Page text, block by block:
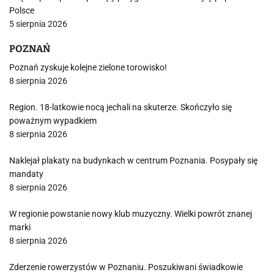
Polsce
5 sierpnia 2026
POZNAŃ
Poznań zyskuje kolejne zielone torowisko!
8 sierpnia 2026
Region. 18-latkowie nocą jechali na skuterze. Skończyło się
poważnym wypadkiem
8 sierpnia 2026
Naklejał plakaty na budynkach w centrum Poznania. Posypały się
mandaty
8 sierpnia 2026
W regionie powstanie nowy klub muzyczny. Wielki powrót znanej
marki
8 sierpnia 2026
Zderzenie rowerzystów w Poznaniu. Poszukiwani świadkowie